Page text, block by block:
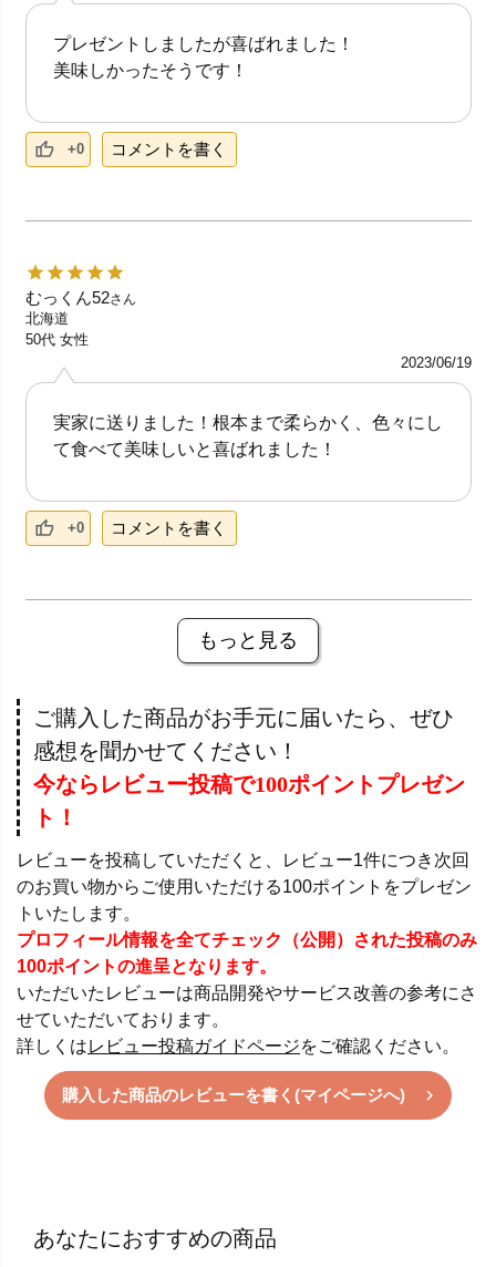
プレゼントしましたが喜ばれました！
美味しかったそうです！
+0 コメントを書く
むっくん52さん
北海道
50代 女性
2023/06/19
実家に送りました！根本まで柔らかく、色々にし
て食べて美味しいと喜ばれました！
+0 コメントを書く
もっと見る
ご購入した商品がお手元に届いたら、ぜひ
感想を聞かせてください！
今ならレビュー投稿で100ポイントプレゼン
ト！
レビューを投稿していただくと、レビュー1件につき次回
のお買い物からご使用いただける100ポイントをプレゼン
トいたします。
プロフィール情報を全てチェック（公開）された投稿のみ
100ポイントの進呈となります。
いただいたレビューは商品開発やサービス改善の参考にさ
せていただいております。
詳しくはレビュー投稿ガイドページをご確認ください。
購入した商品のレビューを書く(マイページへ)
あなたにおすすめの商品